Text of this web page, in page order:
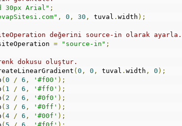
30px Arial" ;
, 0 , 30 , tuval . width );
değerini source-in olarak ayarla.
= "source-in" ;
dokusu oluştur.
( 0 , 0 , tuval . width , 0 );
( 0 / 6 , '#f00' );
( 1 / 6 , '#ff0' );
( 2 / 6 , '#0f0' );
( 3 / 6 , '#0ff' );
( 4 / 6 , '#00f' );